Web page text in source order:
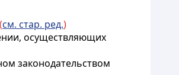
см. стар. ред.)
осуществляющих
законодательством